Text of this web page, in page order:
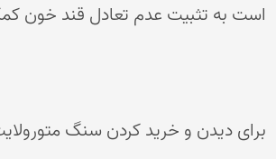
است به تثبیت عدم تعادل قند خون
برای دیدن و خرید کردن سنگ